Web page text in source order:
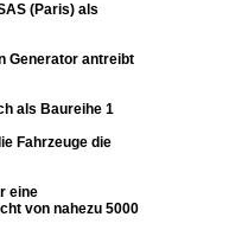
(Paris) als
Generator antreibt
als Baureihe 1
Fahrzeuge die
eine
von nahezu 5000